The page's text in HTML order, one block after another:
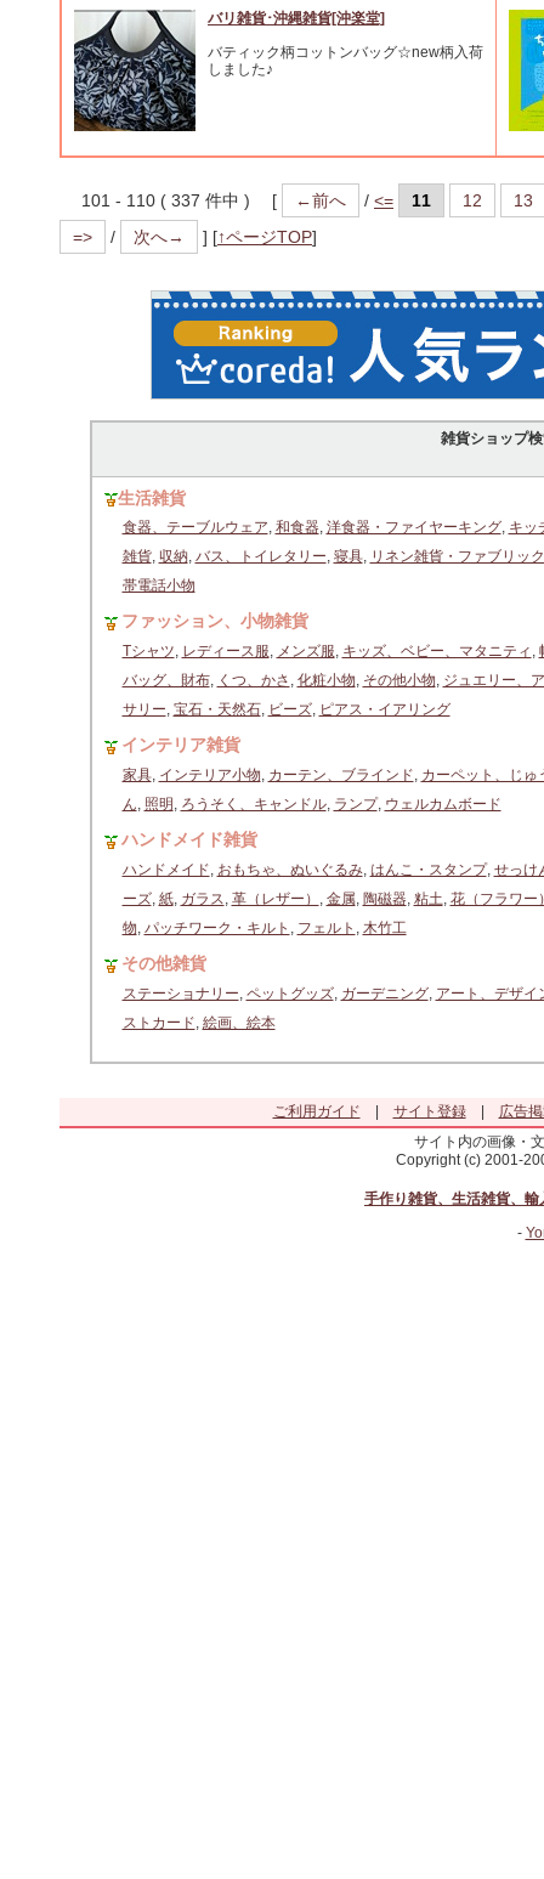
バリ雑貨･沖縄雑貨[沖楽堂]
バティック柄コットンバッグ☆new柄入荷
しました♪
101 - 110 ( 337 件中 ) [ ←前へ / <= 11 12
13
=>
/ 次へ→ ] [↑ページTOP]
雑貨ショップ
生活雑貨
食器、テーブルウェア, 和食器, 洋食器・ファイヤーキング, キッ
雑貨, 収納, バス、トイレタリー, 寝具, リネン雑貨・ファブリック
帯電話小物
ファッション、小物雑貨
Tシャツ, レディース服, メンズ服, キッズ、ベビー、マタニティ ,
バッグ、財布, くつ、かさ , 化粧小物, その他小物, ジュエリー、
サリー, 宝石・天然石, ビーズ, ピアス・イアリング
インテリア雑貨
家具, インテリア小物, カーテン、ブラインド, カーペット、じゅ
ん, 照明 , ろうそく、キャンドル, ランプ, ウェルカムボード
ハンドメイド雑貨
ハンドメイド, おもちゃ、ぬいぐるみ, はんこ・スタンプ, せっけ
ーズ, 紙, ガラス, 革（レザー） , 金属, 陶磁器, 粘土, 花（フラワー
物, パッチワーク・キルト , フェルト , 木竹工
その他雑貨
ステーショナリー, ペットグッズ, ガーデニング, アート、デザイ
ストカード, 絵画、絵本
ご利用ガイド サイト登録|
広告
サイト内の画像・
Copyright (c) 2001-
手作り雑貨、生活雑貨、
-